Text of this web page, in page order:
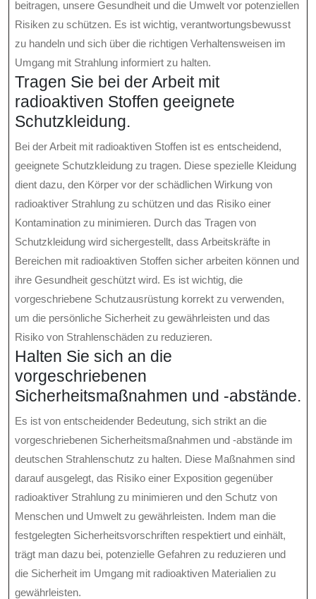
beitragen, unsere Gesundheit und die Umwelt vor potenziellen
Risiken zu schützen. Es ist wichtig, verantwortungsbewusst
zu handeln und sich über die richtigen Verhaltensweisen im
Umgang mit Strahlung informiert zu halten.
Tragen Sie bei der Arbeit mit
radioaktiven Stoffen geeignete
Schutzkleidung.
Bei der Arbeit mit radioaktiven Stoffen ist es entscheidend,
geeignete Schutzkleidung zu tragen. Diese spezielle Kleidung
dient dazu, den Körper vor der schädlichen Wirkung von
radioaktiver Strahlung zu schützen und das Risiko einer
Kontamination zu minimieren. Durch das Tragen von
Schutzkleidung wird sichergestellt, dass Arbeitskräfte in
Bereichen mit radioaktiven Stoffen sicher arbeiten können und
ihre Gesundheit geschützt wird. Es ist wichtig, die
vorgeschriebene Schutzausrüstung korrekt zu verwenden,
um die persönliche Sicherheit zu gewährleisten und das
Risiko von Strahlenschäden zu reduzieren.
Halten Sie sich an die
vorgeschriebenen
Sicherheitsmaßnahmen und -abstände.
Es ist von entscheidender Bedeutung, sich strikt an die
vorgeschriebenen Sicherheitsmaßnahmen und -abstände im
deutschen Strahlenschutz zu halten. Diese Maßnahmen sind
darauf ausgelegt, das Risiko einer Exposition gegenüber
radioaktiver Strahlung zu minimieren und den Schutz von
Menschen und Umwelt zu gewährleisten. Indem man die
festgelegten Sicherheitsvorschriften respektiert und einhält,
trägt man dazu bei, potenzielle Gefahren zu reduzieren und
die Sicherheit im Umgang mit radioaktiven Materialien zu
gewährleisten.